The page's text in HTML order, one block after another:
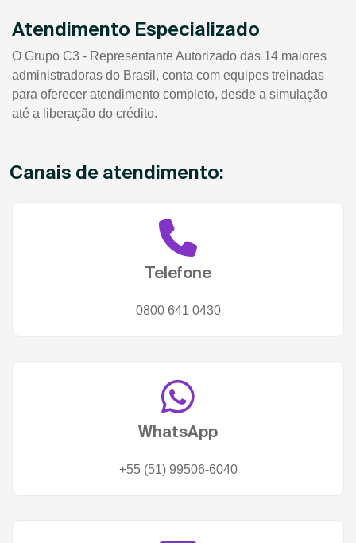
Atendimento Especializado
O Grupo C3 - Representante Autorizado das 14 maiores
administradoras do Brasil, conta com equipes treinadas
para oferecer atendimento completo, desde a simulação
até a liberação do crédito.
Canais de atendimento:
Telefone
0800 641 0430
WhatsApp
+55 (51) 99506-6040